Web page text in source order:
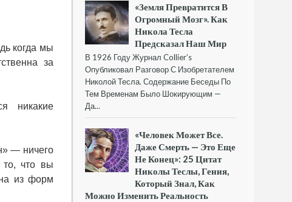
когда мы
за
никакие
— ничего
то, что вы
из форм
«Земля Превратится В
Огромный Мозг». Как
Никола Тесла
Предсказал Наш Мир
В 1926 Году Журнал Collier’s
Опубликовал Разговор С Изобретателем
Николой Тесла. Содержание Беседы По
Тем Временам Было Шокирующим —
Да...
«Человек Может Все.
Даже Смерть — Это Еще
Не Конец»: 25 Цитат
Николы Теслы, Гения,
Который Знал, Как
Можно Изменить Реальность